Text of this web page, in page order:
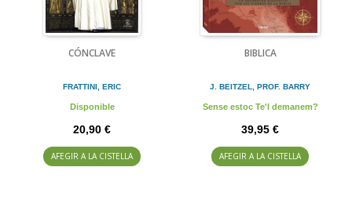
CÓNCLAVE
FRATTINI, ERIC
Disponible
20,90 €
AFEGIR A LA CISTELLA
BIBLICA
J. BEITZEL, PROF. BARRY
Sense estoc Te'l demanem?
39,95 €
AFEGIR A LA CISTELLA